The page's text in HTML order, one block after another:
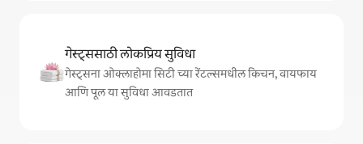
गेस्ट्ससाठी लोकप्रिय सुविधा
गेस्ट्सना ओक्लाहोमा सिटी च्या रेंटल्समधील किचन, वायफाय
आणि पूल या सुविधा आवडतात